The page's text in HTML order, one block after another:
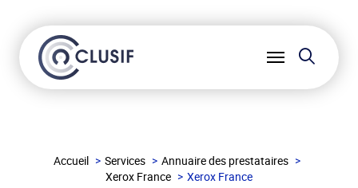
Ouvrir
Accueil Services
Annuaire des prestataires
Xerox France
Xerox France